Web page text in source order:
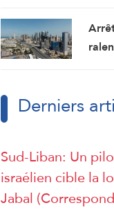
Derniers
Sud-Liban: Un
israélien cible la
Jabal